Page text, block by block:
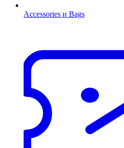
Accessories и Bags